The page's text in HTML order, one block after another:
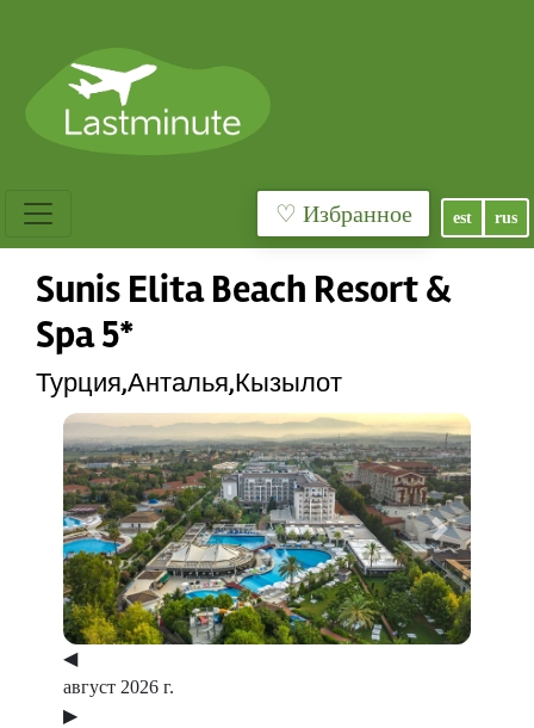
♡ Избранное est rus
Sunis Elita Beach Resort &
Spa 5*
Турция,Анталья,Кызылот
Previous Next
◀
август 2026 г.
▶